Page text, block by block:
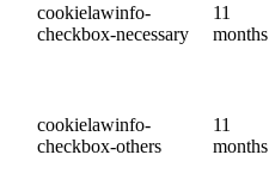
cookielawinfo-
checkbox-necessary
11
months
cookielawinfo-
checkbox-others
11
months